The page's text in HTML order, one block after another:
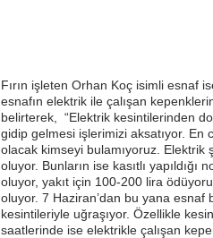
Fırın işleten Orhan Koç isimli esnaf
esnafın elektrik ile çalışan
belirterek, “Elektrik kesintilerinden
gidip gelmesi işlerimizi aksatıyor. En
olacak kimseyi bulamıyoruz. Elektrik
oluyor. Bunların ise kasıtlı
oluyor, yakıt için 100-200 lira
oluyor. 7 Haziran’dan bu yana esnaf
kesintileriyle uğraşıyor. Özellikle
saatlerinde ise elektrikle çalışan